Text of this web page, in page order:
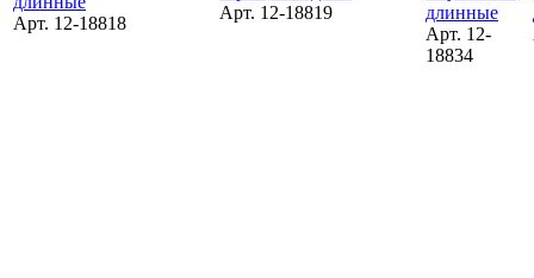
Арт. 12-18818
Арт. 12-18819
Арт. 12-
18834